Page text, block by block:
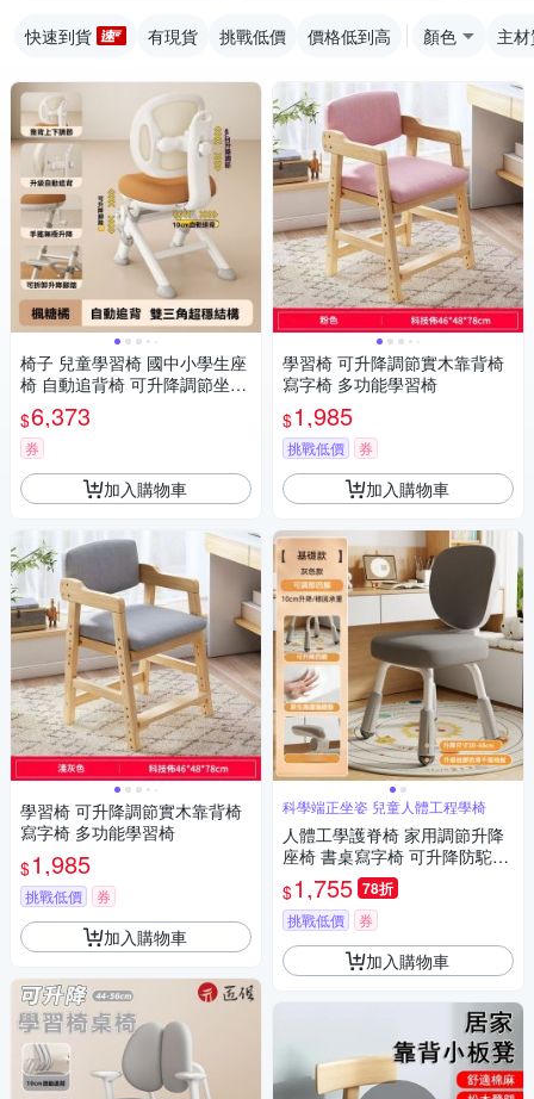
快速到貨 有現貨 挑戰低價 價格低到高 顏色 主
椅子 兒童學習椅 國中小學生座
椅 自動追背椅 可升降調節坐姿
矯正椅 多功能座椅
$6,373
券
加入購物車
學習椅 可升降調節實木靠背椅
寫字椅 多功能學習椅
$1,985
挑戰低價 券
加入購物車
學習椅 可升降調節實木靠背椅
寫字椅 多功能學習椅
$1,985
挑戰低價 券
加入購物車
科學端正坐姿 兒童人體工程學椅
人體工學護脊椅 家用調節升降
座椅 書桌寫字椅 可升降防駝背
椅 寫字讀書椅
$1,755 78折
挑戰低價 券
加入購物車